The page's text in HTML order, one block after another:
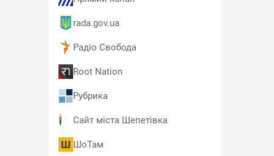
rada.gov.ua
Радіо Свобода
Root Nation
Рубрика
Сайт міста Шепетівка
ШоТам